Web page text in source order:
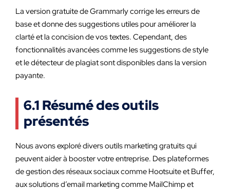
La version gratuite de Grammarly corrige les erreurs de
base et donne des suggestions utiles pour améliorer la
clarté et la concision de vos textes. Cependant, des
fonctionnalités avancées comme les suggestions de style
et le détecteur de plagiat sont disponibles dans la version
payante.
6.1 Résumé des outils
présentés
Nous avons exploré divers outils marketing gratuits qui
peuvent aider à booster votre entreprise. Des plateformes
de gestion des réseaux sociaux comme Hootsuite et Buffer,
aux solutions d’email marketing comme MailChimp et